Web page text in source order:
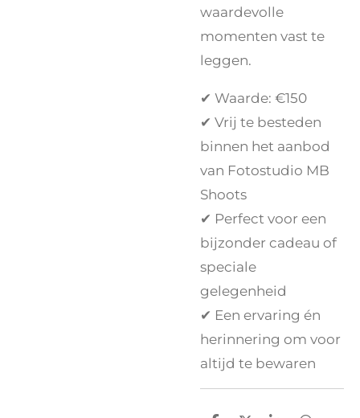
waardevolle
momenten vast te
leggen.
✔ Waarde: €150
✔ Vrij te besteden
binnen het aanbod
van Fotostudio MB
Shoots
✔ Perfect voor een
bijzonder cadeau of
speciale
gelegenheid
✔ Een ervaring én
herinnering om voor
altijd te bewaren